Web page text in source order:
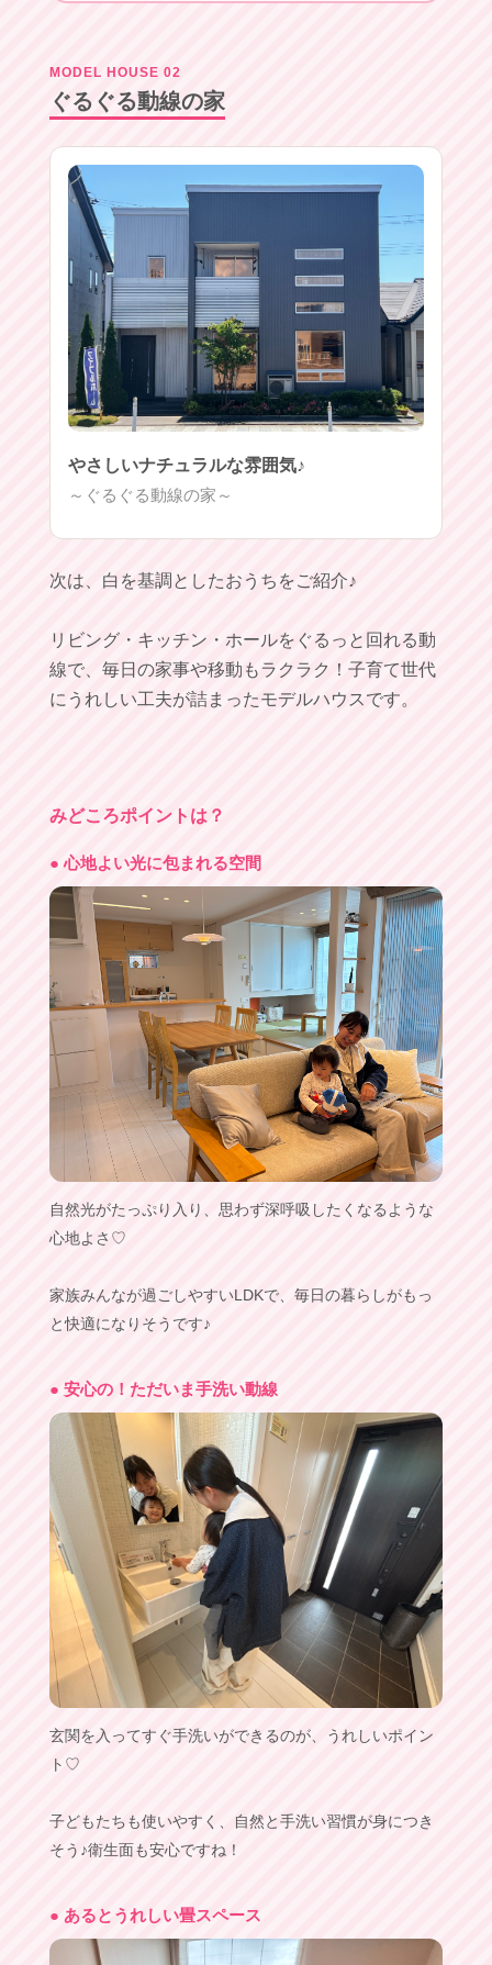
MODEL HOUSE 02
ぐるぐる動線の家
やさしいナチュラルな雰囲気♪
～ぐるぐる動線の家～
次は、白を基調としたおうちをご紹介♪
リビング・キッチン・ホールをぐるっと回れる動
線で、毎日の家事や移動もラクラク！子育て世代
にうれしい工夫が詰まったモデルハウスです。
みどころポイントは？
● 心地よい光に包まれる空間
自然光がたっぷり入り、思わず深呼吸したくなるような
心地よさ♡
家族みんなが過ごしやすいLDKで、毎日の暮らしがもっ
と快適になりそうです♪
● 安心の！ただいま手洗い動線
玄関を入ってすぐ手洗いができるのが、うれしいポイン
ト♡
子どもたちも使いやすく、自然と手洗い習慣が身につき
そう♪衛生面も安心ですね！
● あるとうれしい畳スペース